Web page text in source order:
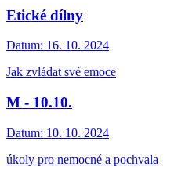
Etické dílny
Datum: 16. 10. 2024
Jak zvládat své emoce
M - 10.10.
Datum: 10. 10. 2024
úkoly pro nemocné a pochvala